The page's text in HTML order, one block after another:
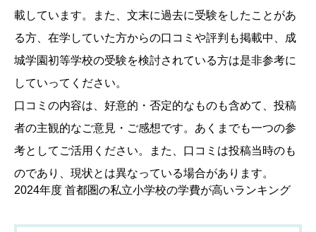
載しています。また、文末に過去に受験をしたことがあ
る方、在学していた方からの口コミや評判も掲載中、成
城学園初等学校の受験を検討されている方は是非参考に
していってください。
口コミの内容は、好意的・否定的なものも含めて、投稿
者の主観的なご意見・ご感想です。あくまでも一つの参
考としてご活用ください。また、口コミは投稿当時のも
のであり、現状とは異なっている場合があります。
2024年度 首都圏の私立小学校の学費が高いランキング